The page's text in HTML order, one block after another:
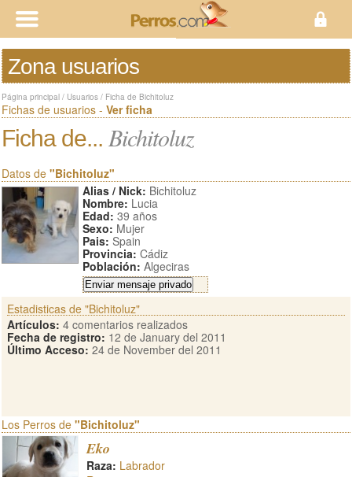
Zona usuarios
Página principal / Usuarios / Ficha de Bichitoluz
Fichas de usuarios - Ver ficha
Ficha de... Bichitoluz
Datos de "Bichitoluz"
Alias / Nick: Bichitoluz
Nombre: Lucia
Edad: 39 años
Sexo: Mujer
Pais: Spain
Provincia: Cádiz
Población: Algeciras
Estadisticas de "Bichitoluz"
Artículos: 4 comentarios realizados
Fecha de registro: 12 de January del 2011
Último Acceso: 24 de November del 2011
Los Perros de "Bichitoluz"
Eko
Raza: Labrador